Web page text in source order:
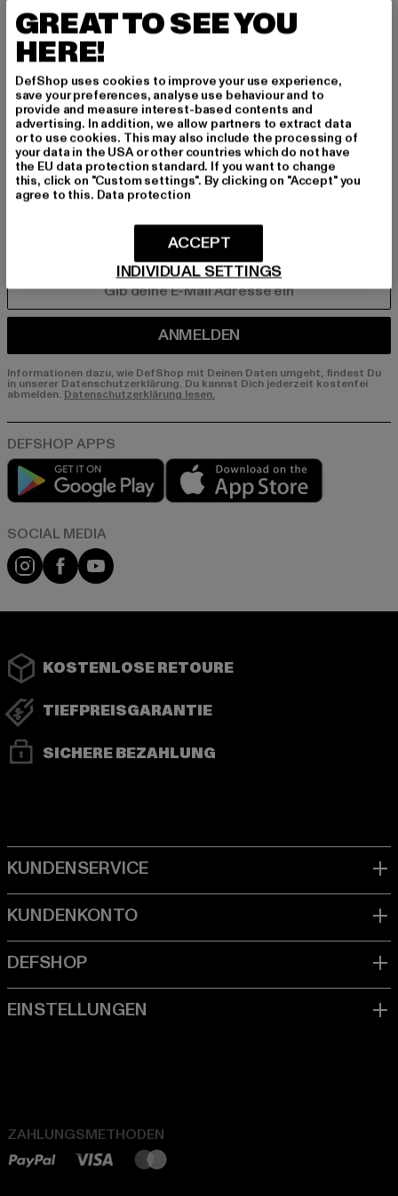
BEN!
Melde dich hier für unseren Newsletter an und
erhalte künftig Informationen über aktuelle Tre
nds, Angebote und Gutscheine von DefShop p
er E-Mail!
An welchen Produkten bist du interessiert?
ANMELDEN
Informationen dazu, wie DefShop mit Deinen Daten umgeht, findest Du
in unserer Datenschutzerklärung. Du kannst Dich jederzeit kostenfei
abmelden. Datenschutzerklärung lesen.
Play market
Instagram
FacebookYouTube
KOSTENLOSE RETOURE
TIEFPREISGARANTIE
SICHERE BEZAHLUNG
ZAHLUNGSMETHODEN
GREAT TO SEE YOU
HERE!
DefShop uses cookies to improve your use experience,
save your preferences, analyse use behaviour and to
provide and measure interest-based contents and
advertising. In addition, we allow partners to extract data
or to use cookies. This may also include the processing of
your data in the USA or other countries which do not have
the EU data protection standard. If you want to change
this, click on "Custom settings". By clicking on "Accept" you
agree to this. Data protection
INDIVIDUAL SETTINGS
ACCEPT